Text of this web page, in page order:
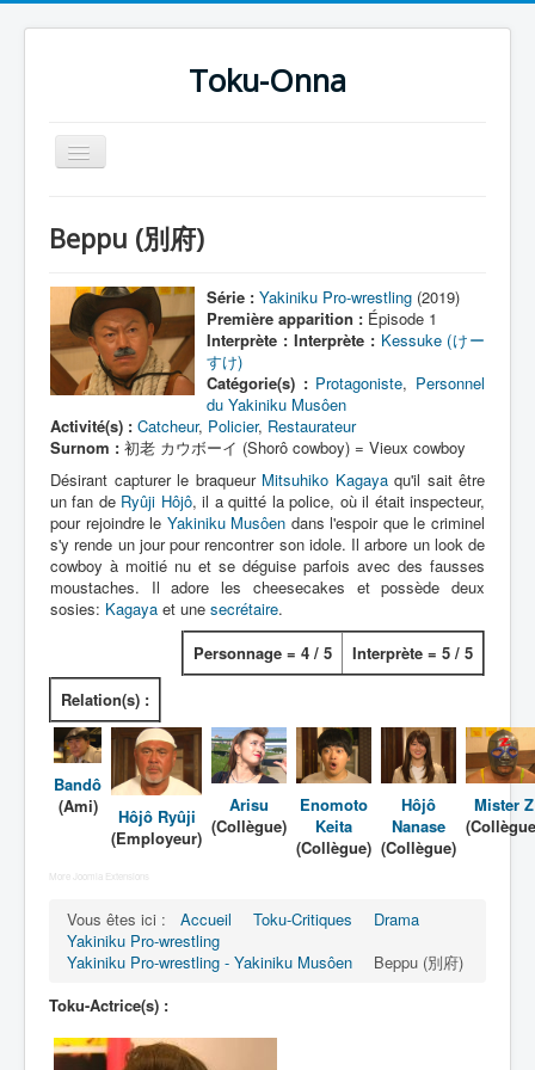
Toku-Onna
Basculer
la
Toku-Actrices
Toku-Critiques
Séries
Films
Dessins
Artiste Asperger
Lexique
Yakiniku Pro-Wrestling (焼肉 プロレス)
Personnages
Objets
Lieux
Épisodes
Chronologie
Fanservice
Génériques
Personnel du Yakiniku Musôen
Autres
Beppu (別府)
Série : Yakiniku Pro-wrestling (2019)
Première apparition : Épisode 1
Interprète : Interprète : Kessuke (けー
すけ)
Catégorie(s) : Protagoniste, Personnel
du Yakiniku Musôen
Activité(s) : Catcheur, Policier, Restaurateur
Surnom : 初老 カウボーイ (Shorô cowboy) = Vieux cowboy
Désirant capturer le braqueur Mitsuhiko Kagayaqu'il sait être
un fan de Ryûji Hôjô, il a quitté la police, où il était inspecteur,
pour rejoindre le Yakiniku Musôen dans l'espoir que le criminel
s'y rende un jour pour rencontrer son idole. Il arbore un look de
cowboy à moitié nu et se déguise parfois avec des fausses
moustaches. Il adore les cheesecakes et possède deux
sosies: Kagaya et une secrétaire.
Personnage = 4 / 5
Interprète = 5 / 5
Relation(s) :
Bandô
(Ami)
Hôjô Ryûji
(Employeur)
Arisu
(Collègue)
Enomoto
Keita
(Collègue)
Hôjô
Nanase
(Collègue)
Mister Z
More Joomla Extensions
Vous êtes ici : Accueil Toku-Critiques
Drama
Yakiniku Pro-wrestling
Yakiniku Pro-wrestling - Yakiniku Musôen
Beppu (別府)
Toku-Actrice(s) :